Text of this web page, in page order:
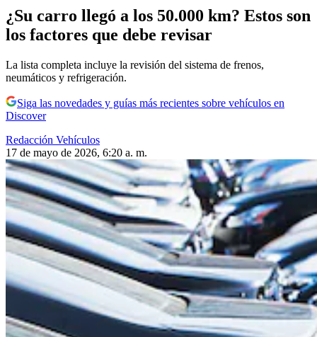
¿Su carro llegó a los 50.000 km? Estos son
los factores que debe revisar
La lista completa incluye la revisión del sistema de frenos,
neumáticos y refrigeración.
Siga las novedades y guías más recientes sobre vehículos en
Discover
Redacción Vehículos
17 de mayo de 2026, 6:20 a. m.